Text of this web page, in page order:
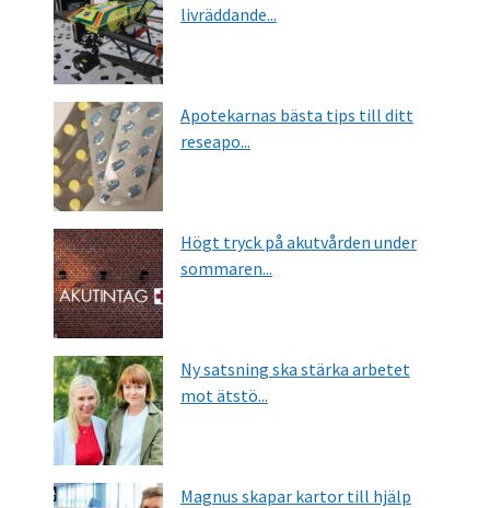
livräddande...
Apotekarnas bästa tips till ditt
reseapo...
Högt tryck på akutvården under
sommaren...
Ny satsning ska stärka arbetet
mot ätstö...
Magnus skapar kartor till hjälp